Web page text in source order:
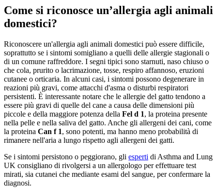
Come si riconosce un’allergia agli animali
domestici?
Riconoscere un'allergia agli animali domestici può essere difficile,
soprattutto se i sintomi somigliano a quelli delle allergie stagionali o
di un comune raffreddore. I segni tipici sono starnuti, naso chiuso o
che cola, prurito o lacrimazione, tosse, respiro affannoso, eruzioni
cutanee o orticaria. In alcuni casi, i sintomi possono degenerare in
reazioni più gravi, come attacchi d'asma o disturbi respiratori
persistenti. È interessante notare che le allergie del gatto tendono a
essere più gravi di quelle del cane a causa delle dimensioni più
piccole e della maggiore potenza della Fel d 1, la proteina presente
nella pelle e nella saliva del gatto. Anche gli allergeni dei cani, come
la proteina Can f 1, sono potenti, ma hanno meno probabilità di
rimanere nell'aria a lungo rispetto agli allergeni dei gatti.
Se i sintomi persistono o peggiorano, gli esperti di Asthma and Lung
UK consigliano di rivolgersi a un allergologo per effettuare test
mirati, sia cutanei che mediante esami del sangue, per confermare la
diagnosi.